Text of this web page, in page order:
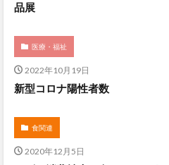
品展
医療・福祉
2022年10月19日
新型コロナ陽性者数
食関連
2020年12月5日